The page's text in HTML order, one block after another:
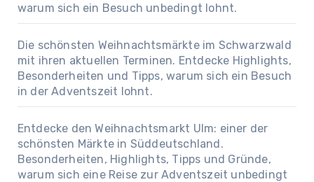
warum sich ein Besuch unbedingt lohnt.
Die schönsten Weihnachtsmärkte im Schwarzwald
mit ihren aktuellen Terminen. Entdecke Highlights,
Besonderheiten und Tipps, warum sich ein Besuch
in der Adventszeit lohnt.
Entdecke den Weihnachtsmarkt Ulm: einer der
schönsten Märkte in Süddeutschland.
Besonderheiten, Highlights, Tipps und Gründe,
warum sich eine Reise zur Adventszeit unbedingt